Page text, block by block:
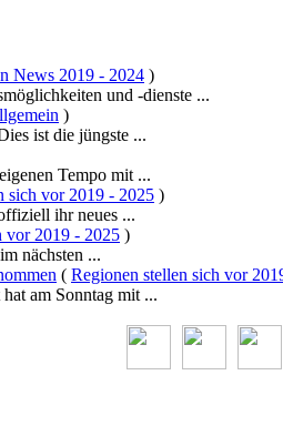
News 2019 - 2024 )
und -dienste ...
)
ist die jüngste ...
Tempo mit ...
sich vor 2019 - 2025 )
ihr neues ...
vor 2019 - 2025 )
nächsten ...
( Regionen stellen sich vor
am Sonntag mit ...